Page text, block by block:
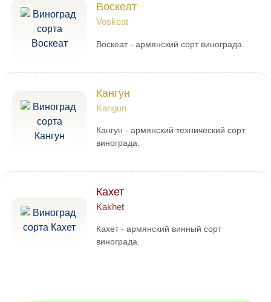
Воскеат
Voskeat
Воскеат - армянский сорт винограда.
Кангун
Kangun
Кангун - армянский технический сорт
винограда.
Кахет
Kakhet
Кахет - армянский винный сорт
винограда.